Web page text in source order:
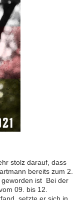
stolz darauf, dass
bereits zum 2.
geworden ist Bei der
09. bis 12.